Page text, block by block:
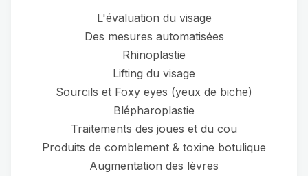
L'évaluation du visage
Des mesures automatisées
Rhinoplastie
Lifting du visage
Sourcils et Foxy eyes (yeux de biche)
Blépharoplastie
Traitements des joues et du cou
Produits de comblement & toxine botulique
Augmentation des lèvres